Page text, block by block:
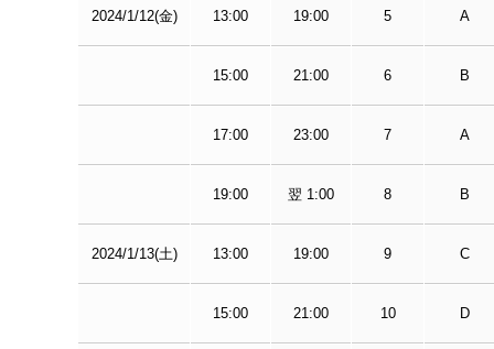
2024/1/12(金) 13:00 19:00 5 A
15:00 21:00 6 B
17:00 23:00 7 A
19:00 翌 1:00 8 B
2024/1/13(土) 13:00 19:00 9 C
15:00 21:00 10 D